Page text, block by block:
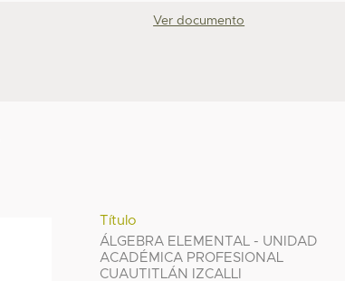
Ver documento
Título
ÁLGEBRA ELEMENTAL - UNIDAD
ACADÉMICA PROFESIONAL
CUAUTITLÁN IZCALLI